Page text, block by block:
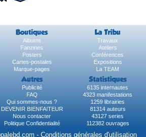
Boutiques La Tribu
Albums
Travaux
Fanzines
Ateliers
Posters
Conférences
Cartes-postales
Expositions
Marque-pages La TEAM
Autres Statistiques
Publicité
6135 internautes
FAQ
4323 manifestations
Qui sommes-nous ?
1259 librairies
DEVENIR BIENFAITEUR
81314 auteurs
Nous contacter
43127 series
Politique Confidentialité
112382 ouvrages
- Conditions générales d'utilisation